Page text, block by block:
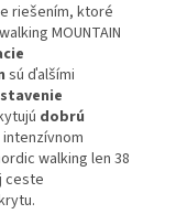
riešením, ktoré
MOUNTAIN
sú ďalšími
dobrú
intenzívnom
walking len 38
ceste